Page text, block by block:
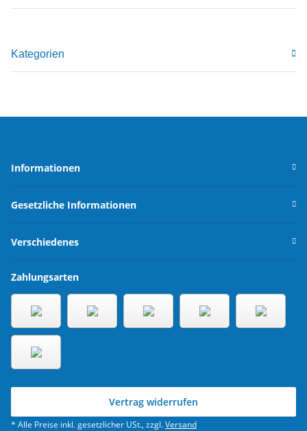
Kategorien
Informationen
Gesetzliche Informationen
Verschiedenes
Zahlungsarten
Vertrag widerrufen
* Alle Preise inkl. gesetzlicher USt., zzgl.Versand